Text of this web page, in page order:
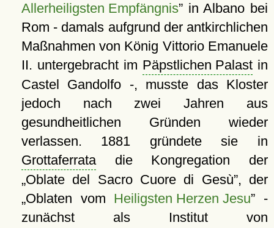
Allerheiligsten Empfängnis in Albano bei
Rom - damals aufgrund der antkirchlichen
Maßnahmen von König Vittorio Emanuele
II. untergebracht im Päpstlichen Palastin
Castel Gandolfo -, musste das Kloster
jedoch nach zwei Jahren aus
gesundheitlichen Gründen wieder
verlassen. 1881 gründete sie in
Grottaferratadie Kongregation der
Oblate del Sacro Cuore di Gesù , der
Oblaten vom Heiligsten Herzen Jesu
-
zunächst als Institut von